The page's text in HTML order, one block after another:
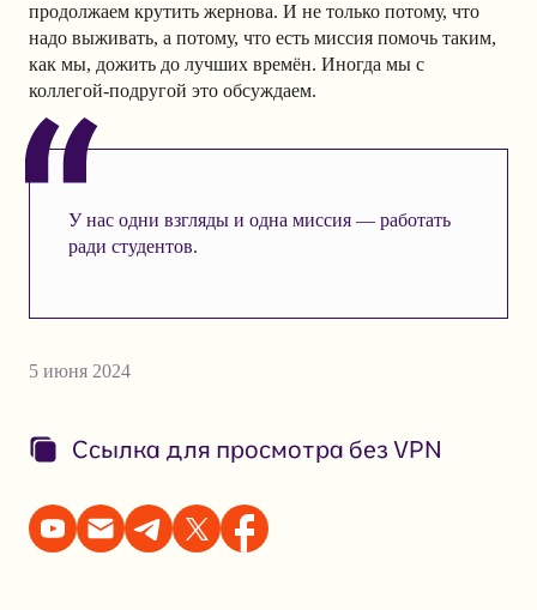
продолжаем крутить жернова. И не только потому, что
надо выживать, а потому, что есть миссия помочь таким,
как мы, дожить до лучших времён. Иногда мы с
коллегой-подругой это обсуждаем.
У нас одни взгляды и одна миссия — работать
ради студентов.
5 июня 2024
Ссылка для просмотра без VPN